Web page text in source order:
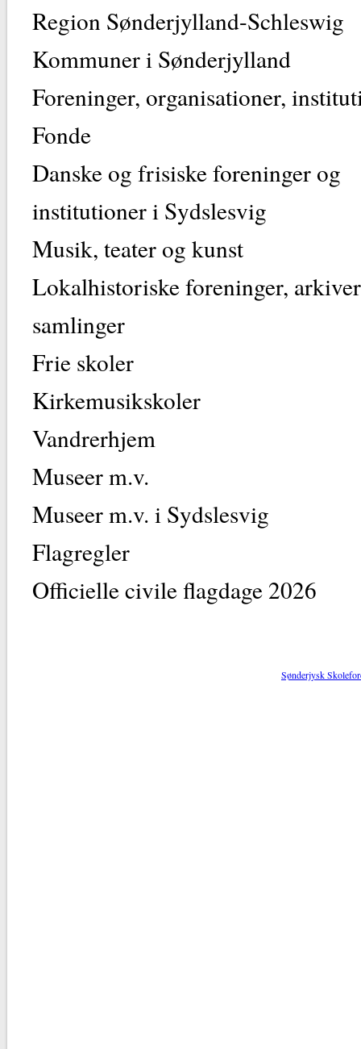
Region Sønderjylland-Schleswig
Kommuner i Sønderjylland
Foreninger, organisationer,
Fonde
Danske og frisiske foreninger og
institutioner i Sydslesvig
Musik, teater og kunst
Lokalhistoriske foreninger,
samlinger
Frie skoler
Kirkemusikskoler
Vandrerhjem
Museer m.v.
Museer m.v. i Sydslesvig
Flagregler
Officielle civile flagdage 2026
Sønderjysk